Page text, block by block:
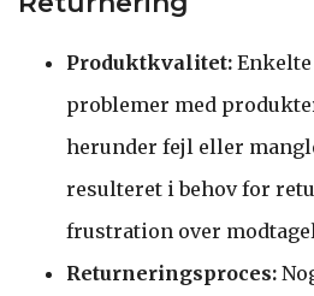
Produktkvalitet:
problemer med
herunder fejl eller
resulteret i behov for
frustration over
Returneringsproces: